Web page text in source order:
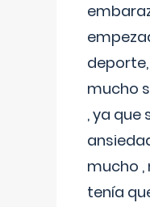
mucho
, ya que
mucho ,
tenía